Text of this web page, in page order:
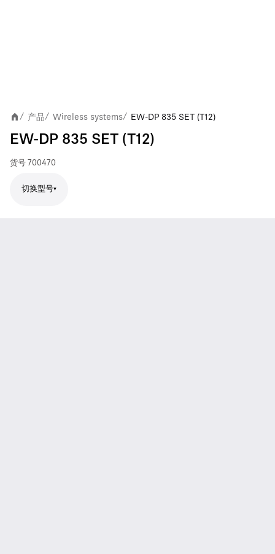
/ 产品/ Wireless systems/ EW-DP 835 SET (T12)
EW-DP 835 SET (T12)
货号 700470
切换型号